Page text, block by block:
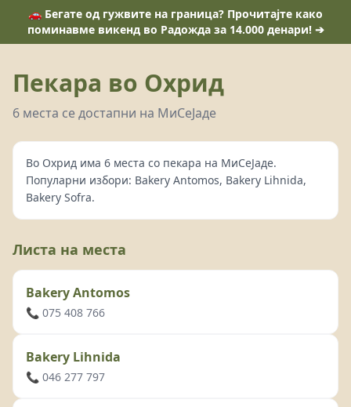
🚗 Бегате од гужвите на граница? Прочитајте како
поминавме викенд во Радожда за 14.000 денари! ➔
Пекара во Охрид
6 места се достапни на МиСеЈаде
Во Охрид има 6 места со пекара на МиСеЈаде.
Популарни избори: Bakery Antomos, Bakery Lihnida,
Bakery Sofra.
Листа на места
Bakery Antomos
📞 075 408 766
Bakery Lihnida
📞 046 277 797